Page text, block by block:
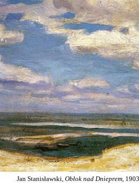
Jan Stanisławski, Obłok nad Dnieprem , 1903